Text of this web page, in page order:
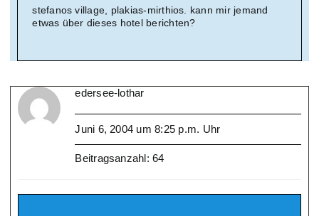
stefanos village, plakias-mirthios. kann mir jemand
etwas über dieses hotel berichten?
edersee-lothar
Juni 6, 2004 um 8:25 p.m. Uhr
Beitragsanzahl: 64